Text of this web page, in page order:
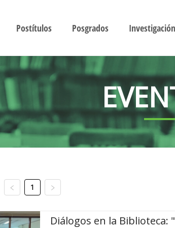
Postítulos Posgrados Investigación
1
Diálogos en la Biblioteca: